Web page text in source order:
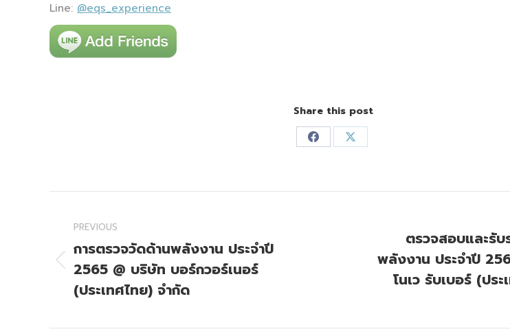
Line: @eqs_experience
Share this post
Share
Facebook
Share
X
navigation
PREVIOUS
Previous
post:
การตรวจวัดด้านพลังงาน ประจำปี
2565 @ บริษัท บอร์กวอร์เนอร์
(ประเทศไทย) จำกัด
ตรวจสอบและรับ
พลังงาน ประจำปี
โนเว รับเบอร์ (ปร